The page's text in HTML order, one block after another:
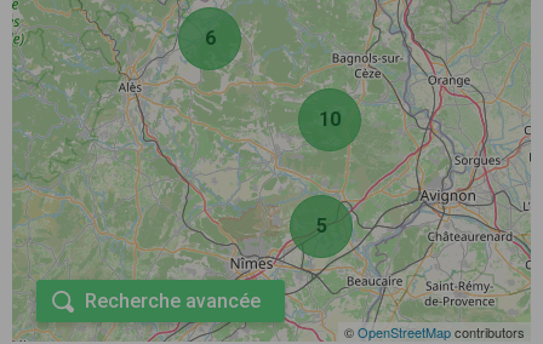
6
5
10
©OpenStreetMapcontributors
Recherche avancée